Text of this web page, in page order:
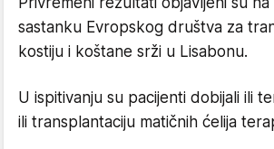
sastanku Evropskog društva za
kostiju i koštane srži u Lisabonu.
U ispitivanju su pacijenti dobijali ili
ili transplantaciju matičnih ćelija